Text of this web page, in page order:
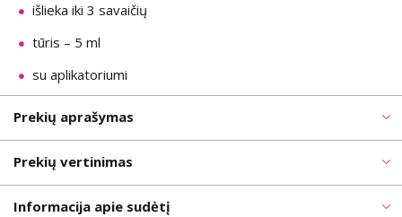
išlieka iki 3 savaičių
tūris – 5 ml
su aplikatoriumi
Prekių aprašymas
Prekių vertinimas
Informacija apie sudėtį